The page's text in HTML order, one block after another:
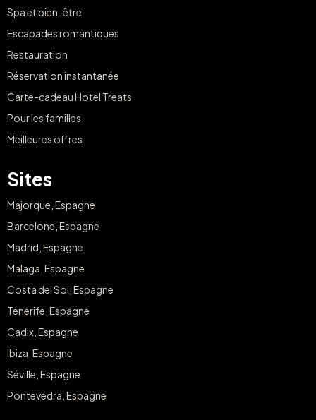
Spa et bien-être
Escapades romantiques
Restauration
Réservation instantanée
Carte-cadeau Hotel Treats
Pour les familles
Meilleures offres
Sites
Majorque, Espagne
Barcelone, Espagne
Madrid, Espagne
Malaga, Espagne
Costa del Sol, Espagne
Tenerife, Espagne
Cadix, Espagne
Ibiza, Espagne
Séville, Espagne
Pontevedra, Espagne